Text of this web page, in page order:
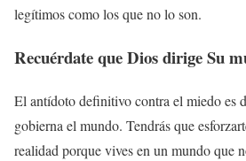
legítimos como los que no lo son.
Recuérdate que Dios dirige Su
El antídoto definitivo contra el miedo es
gobierna el mundo. Tendrás que
realidad porque vives en un mundo que